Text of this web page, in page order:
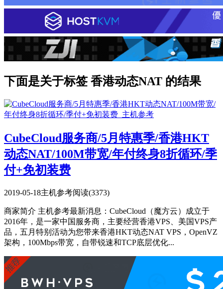
下面是关于标签 香港动态NAT 的结果
CubeCloud服务商/5月特惠季/香港HKT
动态NAT/100M带宽/年付终身8折循环/季
付+免初装费
2019-05-18主机参考阅读(3373)
商家简介 主机参考最新消息：CubeCloud（魔方云）成立于
2016年，是一家中国服务商，主要经营香港VPS、美国VPS产
品，五月特别活动为您带来香港HKT动态NAT VPS，OpenVZ
架构，100Mbps带宽，自带锐速和TCP底层优化...